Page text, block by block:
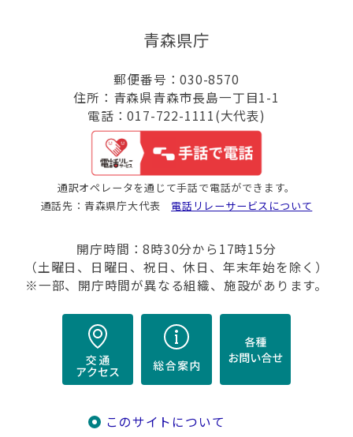
青森県庁
郵便番号：030-8570
住所：青森県青森市長島一丁目1-1
電話：017-722-1111(大代表)
通訳オペレータを通じて手話で電話ができます。
通話先：青森県庁大代表 電話リレーサービスについて
開庁時間：8時30分から17時15分
（土曜日、日曜日、祝日、休日、年末年始を除く）
※一部、開庁時間が異なる組織、施設があります。
このサイトについて